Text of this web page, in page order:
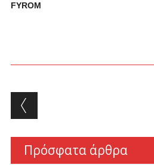
FYROM
Post navigation
Πρόσφατα άρθρα